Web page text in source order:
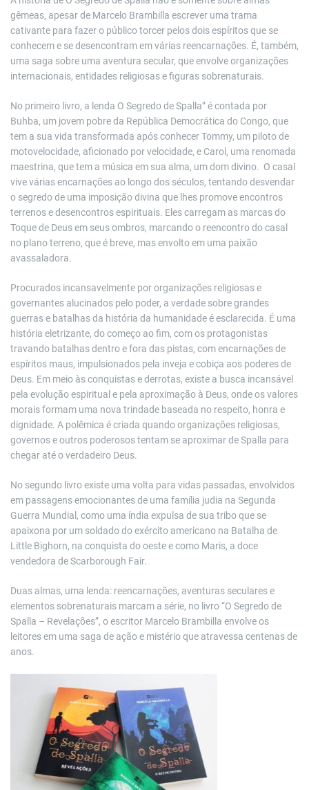
gêmeas, apesar de Marcelo Brambilla escrever uma trama
cativante para fazer o público torcer pelos dois espíritos que se
conhecem e se desencontram em várias reencarnações. É, também,
uma saga sobre uma aventura secular, que envolve organizações
internacionais, entidades religiosas e figuras sobrenaturais.
No primeiro livro, a lenda O Segredo de Spalla” é contada por
Buhba, um jovem pobre da República Democrática do Congo, que
tem a sua vida transformada após conhecer Tommy, um piloto de
motovelocidade, aficionado por velocidade, e Carol, uma renomada
maestrina, que tem a música em sua alma, um dom divino. O casal
vive várias encarnações ao longo dos séculos, tentando desvendar
o segredo de uma imposição divina que lhes promove encontros
terrenos e desencontros espirituais. Eles carregam as marcas do
Toque de Deus em seus ombros, marcando o reencontro do casal
no plano terreno, que é breve, mas envolto em uma paixão
avassaladora.
Procurados incansavelmente por organizações religiosas e
governantes alucinados pelo poder, a verdade sobre grandes
guerras e batalhas da história da humanidade é esclarecida. É uma
história eletrizante, do começo ao fim, com os protagonistas
travando batalhas dentro e fora das pistas, com encarnações de
espíritos maus, impulsionados pela inveja e cobiça aos poderes de
Deus. Em meio às conquistas e derrotas, existe a busca incansável
pela evolução espiritual e pela aproximação à Deus, onde os valores
morais formam uma nova trindade baseada no respeito, honra e
dignidade. A polêmica é criada quando organizações religiosas,
governos e outros poderosos tentam se aproximar de Spalla para
chegar até o verdadeiro Deus.
No segundo livro existe uma volta para vidas passadas, envolvidos
em passagens emocionantes de uma família judia na Segunda
Guerra Mundial, como uma índia expulsa de sua tribo que se
apaixona por um soldado do exército americano na Batalha de
Little Bighorn, na conquista do oeste e como Maris, a doce
vendedora de Scarborough Fair.
Duas almas, uma lenda: reencarnações, aventuras seculares e
elementos sobrenaturais marcam a série, no livro “O Segredo de
Spalla – Revelações”, o escritor Marcelo Brambilla envolve os
leitores em uma saga de ação e mistério que atravessa centenas de
anos.